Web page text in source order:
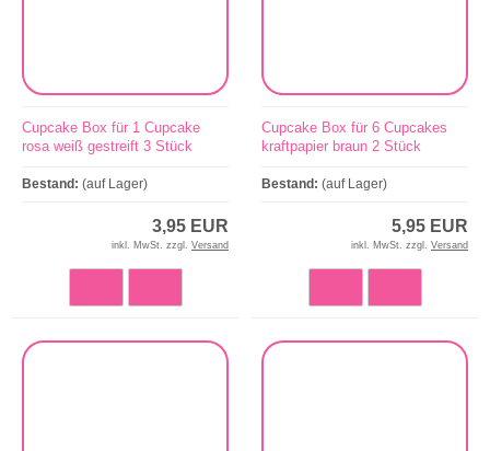
Cupcake Box für 1 Cupcake
rosa weiß gestreift 3 Stück
Bestand: (auf Lager)
3,95 EUR
inkl. MwSt. zzgl. Versand
Cupcake Box für 6 Cupcakes
kraftpapier braun 2 Stück
Bestand: (auf Lager)
5,95 EUR
inkl. MwSt. zzgl. Versand